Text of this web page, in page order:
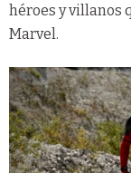
héroes y villanos
Marvel.